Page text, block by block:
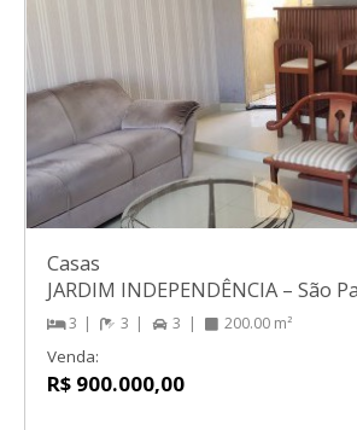
Casas
JARDIM INDEPENDÊNCIA– São
3 3 3 200.00 m²
Venda:
R$ 900.000,00